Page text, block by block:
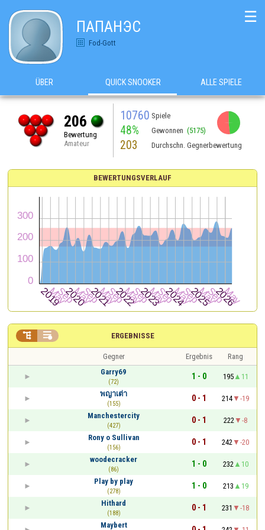
ПАПАНЭС
Fod-Gott
☰
ÜBER QUICK SNOOKER ALLE SPIELE
206
Bewertung
Amateur
10760 Spiele
48% Gewonnen (5175)
203 Durchschn. Gegnerbewertung
BEWERTUNGSVERLAUF
ERGEBNISSE
 
Gegner Ergebnis
Rang
Garry69
(72)
1 - 0 195
11
พญาเต่า
(155)
0 - 1 214
-19
Manchestercity
(427)
0 - 1 222
-8
Rony o Sullivan
(156)
0 - 1 242
-20
woodecracker
(86)
1 - 0 232
10
Play by play
(278)
1 - 0 213
19
Hithard
(188)
0 - 1 231
-18
Maybert